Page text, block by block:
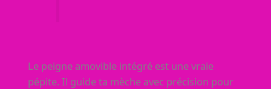
Le peigne amovible intégré est une vraie
pépite. Il guide ta mèche avec précision pour